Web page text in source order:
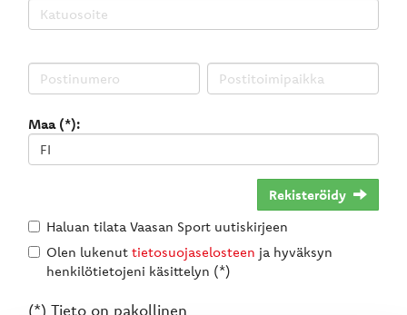
Maa (*):
Rekisteröidy
Haluan tilata Vaasan Sport uutiskirjeen
Olen lukenut tietosuojaselosteen ja hyväksyn
henkilötietojeni käsittelyn (*)
(*) Tieto on pakollinen